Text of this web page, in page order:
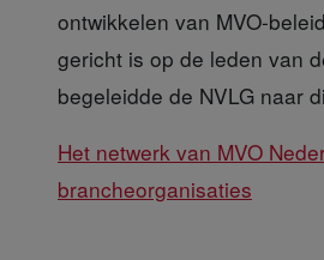
ontwikkelen van MVO-
gericht is op de leden van
begeleidde de NVLG naar
Het netwerk van MVO
brancheorganisaties